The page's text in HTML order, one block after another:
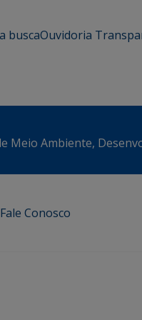
buscaOuvidoria
Meio Ambiente,
Fale Conosco